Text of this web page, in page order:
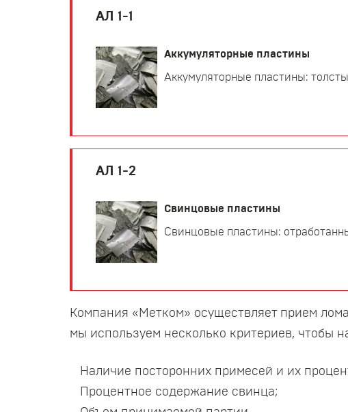
АЛ 1-1
Аккумуляторные пластины
Аккумуляторные пластины:
АЛ 1-2
Свинцовые пластины
Свинцовые пластины:
Компания «Метком» осуществляет прием
мы используем несколько критериев, чтобы
Наличие посторонних примесей и их
Процентное содержание свинца;